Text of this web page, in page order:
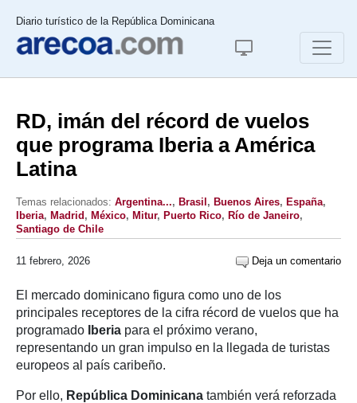
Diario turístico de la República Dominicana
RD, imán del récord de vuelos
que programa Iberia a América
Latina
Temas relacionados: Argentina..., Brasil , Buenos Aires, España,
Iberia, Madrid , México, Mitur, Puerto Rico, Río de Janeiro,
Santiago de Chile
11 febrero, 2026 Deja un comentario
El mercado dominicano figura como uno de los
principales receptores de la cifra récord de vuelos que ha
programado
Iberia para el próximo verano,
representando un gran impulso en la llegada de turistas
europeos al país caribeño.
Por ello, República Dominicana también verá reforzada